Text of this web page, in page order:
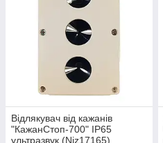
Відлякувач від кажанів
"КажанСтоп-700" IP65
ультразвук (Niz17165)